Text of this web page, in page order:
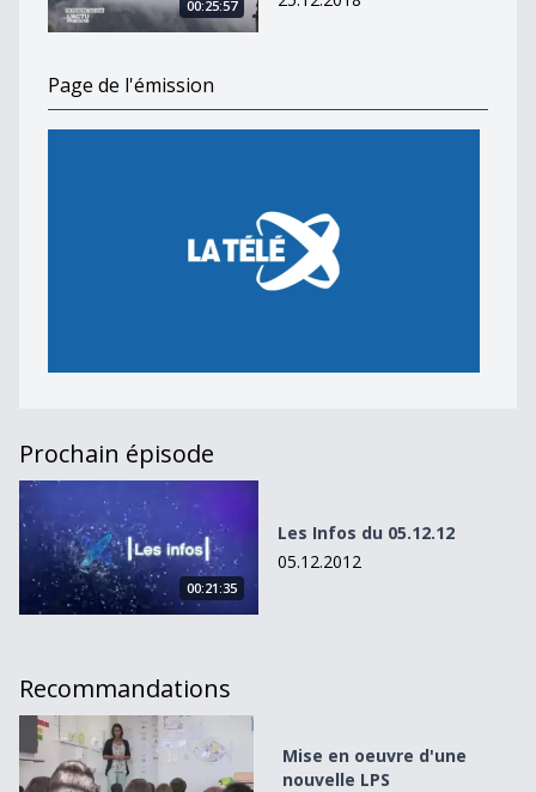
00:25:57
Page de l'émission
Prochain épisode
Les Infos du 05.12.12
00:21:35
Les Infos du 05.12.12
05.12.2012
Recommandations
Mise en oeuvre d&#039;une nouvelle LPS
Mise en oeuvre d'une
nouvelle LPS